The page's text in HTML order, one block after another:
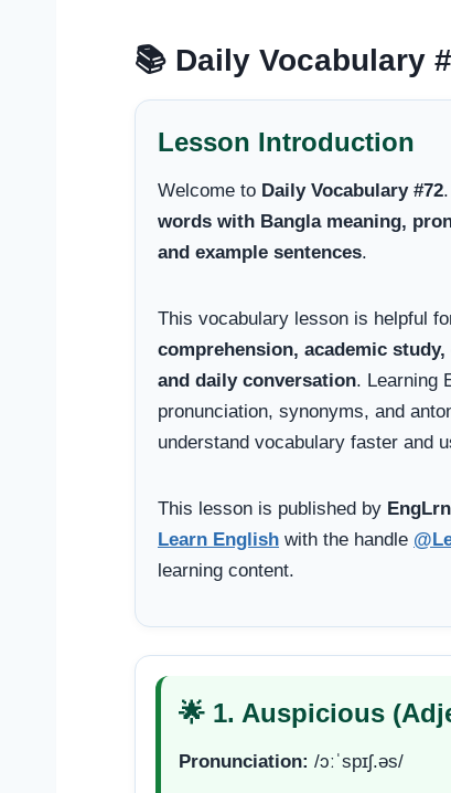
📚 Daily Vocabulary
Lesson Introduction
Welcome to Daily Vocabulary #72
words with Bangla meaning,
and example sentences.
This vocabulary lesson is helpful
comprehension, academic
and daily conversation. Learning
pronunciation, synonyms, and
understand vocabulary faster and
This lesson is published by
Learn English with the handle
learning content.
🌟 1. Auspicious
Pronunciation: /ɔːˈspɪʃ.əs/